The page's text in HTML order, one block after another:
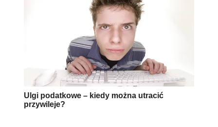
Ulgi podatkowe – kiedy można utracić
przywileje?